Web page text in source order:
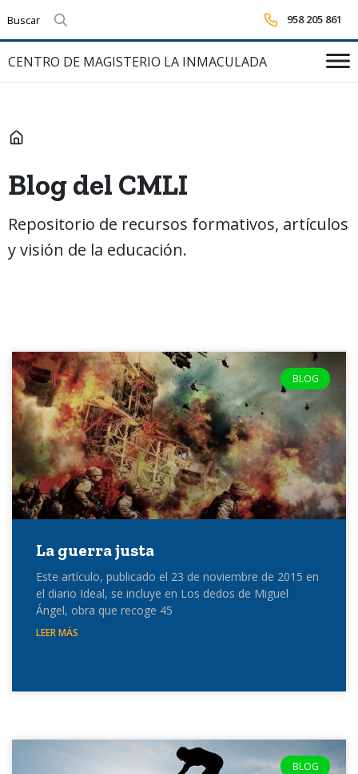
Realizar búsqueda 958 205 861
CENTRO DE MAGISTERIO LA INMACULADA
INICIO
Blog del CMLI
Repositorio de recursos formativos, artículos
y visión de la educación.
BLOG
La guerra justa
Este artículo, publicado el 23 de noviembre de 2015 en
el diario Ideal, se incluye en Los dedos de Miguel
Ángel, obra que recoge 45
LEER MÁS
BLOG